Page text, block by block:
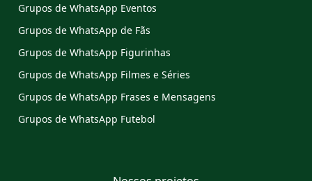
Grupos de WhatsApp Eventos
Grupos de WhatsApp de Fãs
Grupos de WhatsApp Figurinhas
Grupos de WhatsApp Filmes e Séries
Grupos de WhatsApp Frases e Mensagens
Grupos de WhatsApp Futebol